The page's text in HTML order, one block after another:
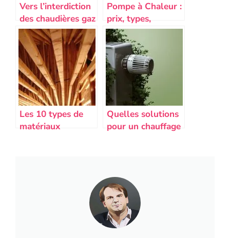
Vers l’interdiction
des chaudières gaz
: Quelle rentabilité
comparée pompes
à chaleur vs
chaudière gaz ?
Pompe à Chaleur :
prix, types,
avantages et
installation
Les 10 types de
matériaux
Quelles solutions
pour un chauffage